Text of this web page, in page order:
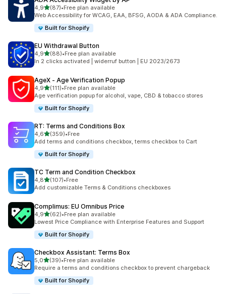
4,9av 5 stjerner
(87)
Totalt 87 omtaler
•Free plan available
Web Accessibility for WCAG, EAA, BFSG, AODA & ADA Compliance.
Built for Shopify
EU Withdrawal Button
4,9av 5 stjerner
(88)
Totalt 88 omtaler
•Free plan available
In 2 clicks activated | widerruf button | EU 2023/2673
AgeX ‑ Age Verification Popup
4,9av 5 stjerner
(111)
Totalt 111 omtaler
•Free plan available
Age verification popup for alcohol, vape, CBD & tobacco stores
Built for Shopify
RT: Terms and Conditions Box
4,6av 5 stjerner
(359)
Totalt 359 omtaler
•Free
Add terms and conditions checkbox, terms checkbox to Cart
Built for Shopify
TC Term and Condition Checkbox
4,8av 5 stjerner
(107)
Totalt 107 omtaler
•Free
Add customizable Terms & Conditions checkboxes
Complimus: EU Omnibus Price
4,9av 5 stjerner
(62)
Totalt 62 omtaler
•Free plan available
Lowest Price Compliance with Enterprise Features and Support
Built for Shopify
Checkbox Assistant: Terms Box
5,0av 5 stjerner
(39)
Totalt 39 omtaler
•Free plan available
Require a terms and conditions checkbox to prevent chargeback
Built for Shopify